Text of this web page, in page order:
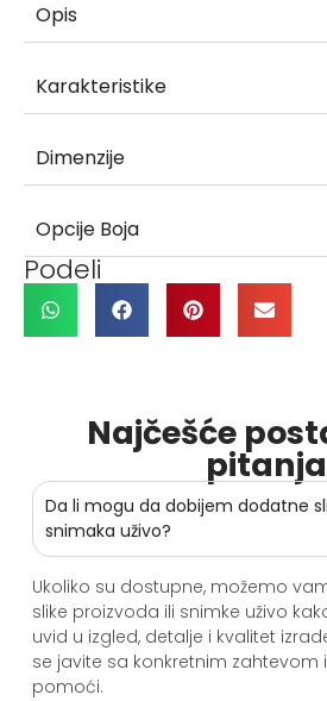
Opis
Karakteristike
Dimenzije
Opcije Boja
Podeli
Najčešće
pitanja
Da li mogu da dobijem dodatne
snimaka uživo?
Ukoliko su dostupne, možemo
slike proizvoda ili snimke uživo
uvid u izgled, detalje i kvalitet
se javite sa konkretnim
pomoći.